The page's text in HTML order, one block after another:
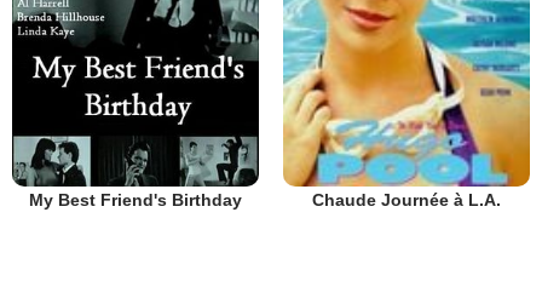
My Best Friend's Birthday Chaude Journée à L.A.